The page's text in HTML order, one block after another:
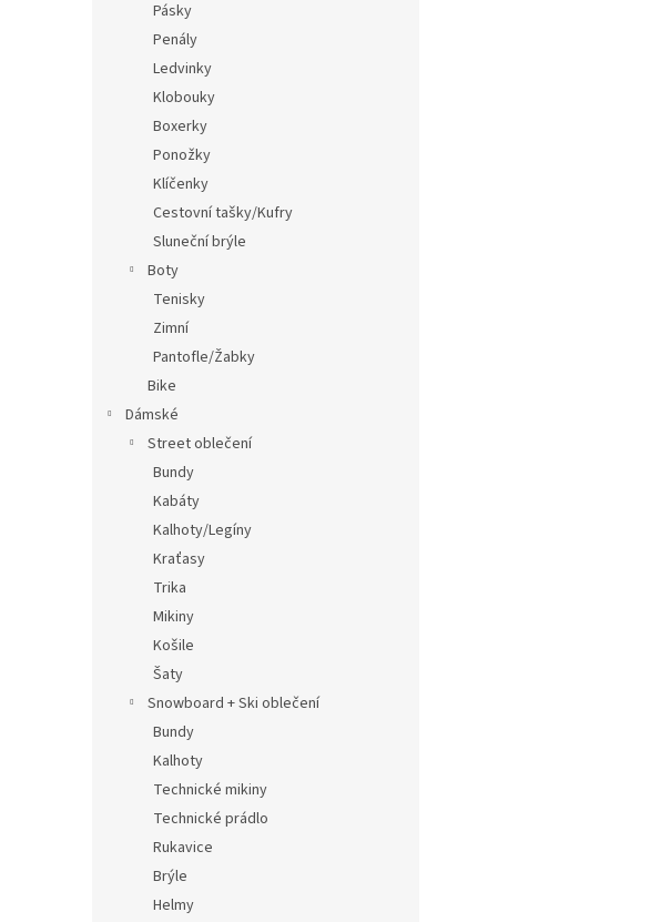
Pásky
Penály
Ledvinky
Klobouky
Boxerky
Ponožky
Klíčenky
Cestovní tašky/Kufry
Sluneční brýle
Boty
Tenisky
Zimní
Pantofle/Žabky
Bike
Dámské
Street oblečení
Bundy
Kabáty
Kalhoty/Legíny
Kraťasy
Trika
Mikiny
Košile
Šaty
Snowboard + Ski oblečení
Bundy
Kalhoty
Technické mikiny
Technické prádlo
Rukavice
Brýle
Helmy